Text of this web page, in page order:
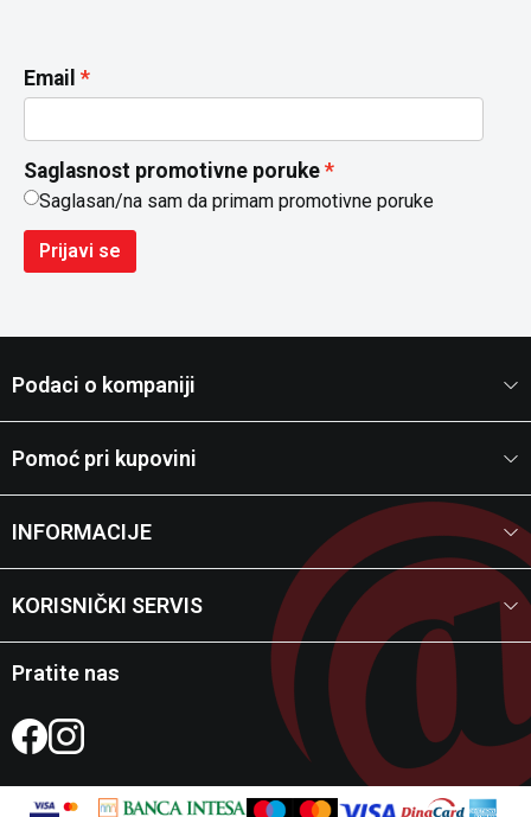
Email
Saglasnost promotivne poruke
Saglasan/na sam da primam promotivne poruke
Prijavi se
Podaci o kompaniji
Pomoć pri kupovini
INFORMACIJE
KORISNIČKI SERVIS
Pratite nas